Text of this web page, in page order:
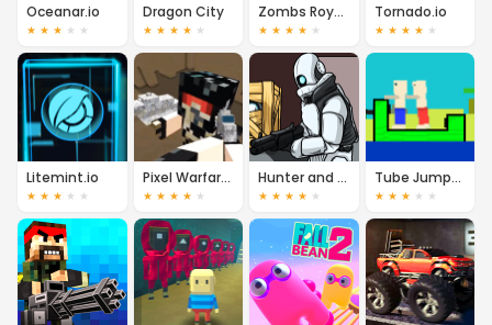
Oceanar.io
★ ★ ★ ★ ★
Dragon City
★ ★ ★ ★ ★
Zombs Royale
★ ★ ★ ★ ★
Tornado.io
★ ★ ★ ★ ★
Litemint.io
★ ★ ★ ★ ★
Pixel Warfare 2
★ ★ ★ ★ ★
Hunter and Props
★ ★ ★ ★ ★
Tube Jumpers
★ ★ ★ ★ ★